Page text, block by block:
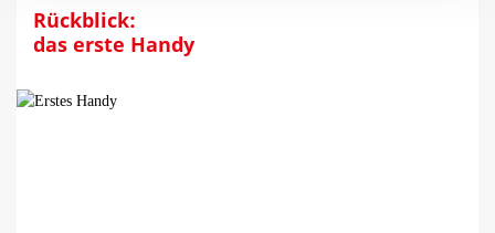
Rückblick:
das erste Handy